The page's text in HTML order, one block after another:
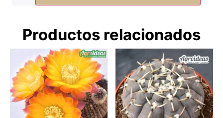
Productos relacionados